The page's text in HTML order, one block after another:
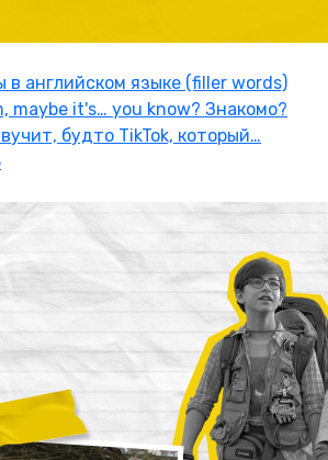
в английском языке (filler words)
maybe it's… you know? Знакомо?
будто TikTok, который…